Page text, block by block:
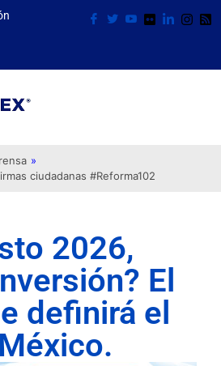
»
ciudadanas #Reforma102
2026,
El
definirá el